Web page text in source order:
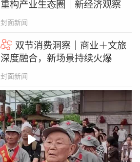
重构产业生态圈｜新经济观察
封面新闻
双节消费洞察｜商业＋文旅
深度融合，新场景持续火爆
封面新闻